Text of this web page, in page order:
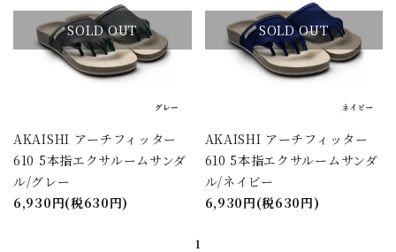
SOLD OUT
AKAISHI アーチフィッター
610 5本指エクサルームサンダ
ル/グレー
6,930円(税630円)
SOLD OUT
AKAISHI アーチフィッター
610 5本指エクサルームサンダ
ル/ネイビー
6,930円(税630円)
1
検索する